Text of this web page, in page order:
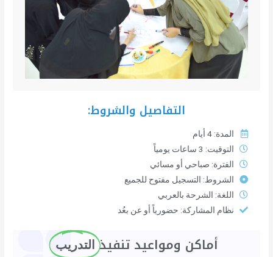
التفاصيل والشروط:
المدة: 4 أيام
التوقيت: 3 ساعات يومياً
الفترة: صباحي أو مسائي
الشروط: التسجيل مفتوح للجميع
اللغة: الشرحة بالعربي
نظام المشاركة: حضورياً أو عن بعُد
أماكن ومواعيد تنفيذ ​ التدريب